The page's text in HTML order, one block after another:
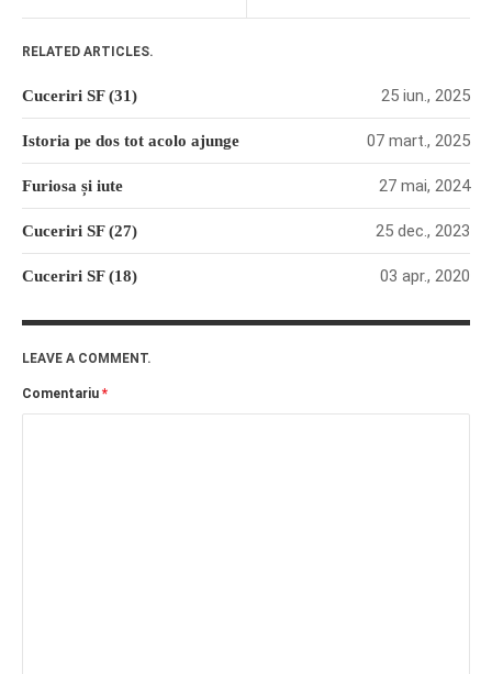
RELATED ARTICLES.
Cuceriri SF (31) 25 iun., 2025
Istoria pe dos tot acolo ajunge 07 mart., 2025
Furiosa și iute 27 mai, 2024
Cuceriri SF (27) 25 dec., 2023
Cuceriri SF (18) 03 apr., 2020
LEAVE A COMMENT.
Comentariu *